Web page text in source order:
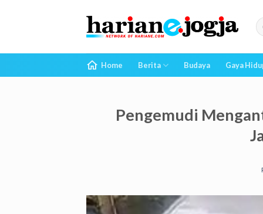
Home Berita Budaya Gaya
Pengemudi